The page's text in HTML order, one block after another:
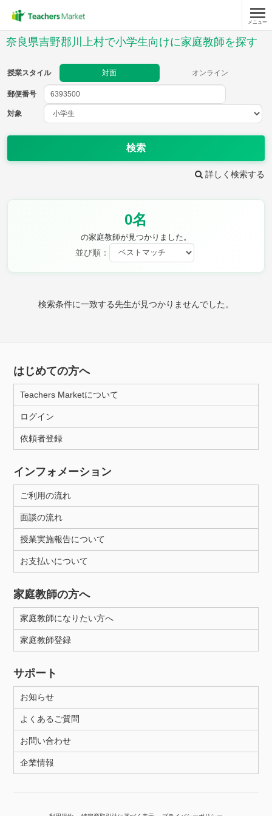
メニュー
奈良県吉野郡川上村で小学生向けに家庭教師を探す
授業スタイル 対面 オンライン
郵便番号
対象
検索
詳しく検索する
0名
の家庭教師が見つかりました。
並び順：
検索条件に一致する先生が見つかりませんでした。
郵便番号
教科
理科
保健・体育 図画工作 書写
月曜日 火曜日
所属大学
距離：15km以内
年齢：18-101歳
はじめての方へ
Teachers Marketについて
ログイン
依頼者登録
インフォメーション
ご利用の流れ
面談の流れ
授業実施報告について
お支払いについて
家庭教師の方へ
家庭教師になりたい方へ
家庭教師登録
サポート
お知らせ
よくあるご質問
お問い合わせ
企業情報